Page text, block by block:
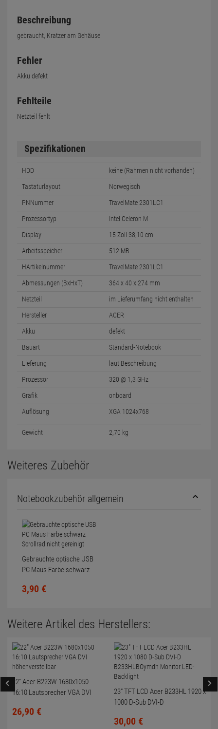
Beschreibung
gebraucht, Kratzer am Gehäuse
Fehler
Akku defekt
Fehlteile
Netzteil fehlt
Spezifikationen
HDD keine (Rahmen nicht vorhanden)
Tastaturlayout Norwegisch
PNNummer TravelMate 2301LC1
Prozessortyp Intel Celeron M
Display 15 Zoll 38,10 cm
Arbeitsspeicher 512 MB
HArtikelnummer TravelMate 2301LC1
Abmessungen (BxHxT) 364 x 40 x 274 mm
Netzteil im Lieferumfang nicht enthalten
Hersteller ACER
Akku defekt
Bauart Standard-Notebook
Lieferung laut Beschreibung
Prozessor 320 @ 1,3 GHz
Grafik onboard
Auflösung XGA 1024x768
Gewicht 2,70 kg
Weiteres Zubehör
Notebookzubehör allgemein
Gebrauchte optische USB
PC Maus Farbe schwarz
3,90 €
Weitere Artikel des Herstellers:
22" Acer B223W 1680x1050
16:10 Lautsprecher VGA DVI
26,90 €
23" TFT LCD Acer B233HL 1920 x
1080 D-Sub DVI-D
Backlight
30,00 €